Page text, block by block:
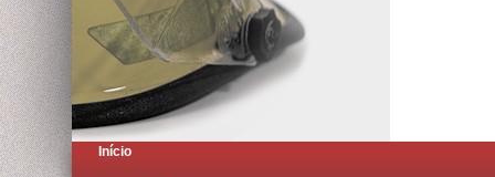
Início